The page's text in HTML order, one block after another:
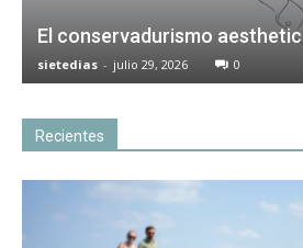
El conservadurismo aesthetic
sietedias - julio 29, 2026 0
Recientes